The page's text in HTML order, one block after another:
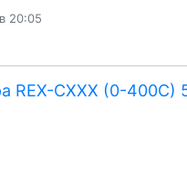
20:05
REX-CХХХ (0-400С)